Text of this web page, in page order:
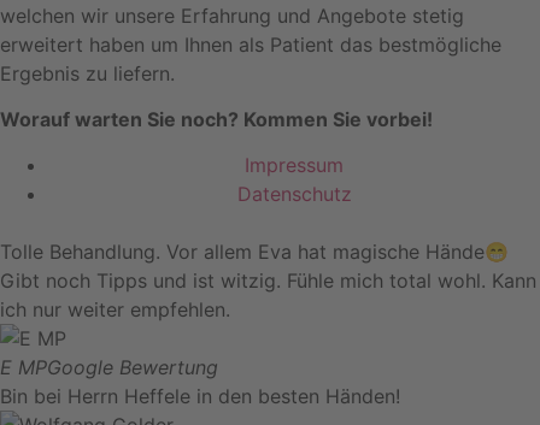
welchen wir unsere Erfahrung und Angebote stetig
erweitert haben um Ihnen als Patient das bestmögliche
Ergebnis zu liefern.
Worauf warten Sie noch? Kommen Sie vorbei!
Impressum
Datenschutz
Tolle Behandlung. Vor allem Eva hat magische Hände😁
Gibt noch Tipps und ist witzig. Fühle mich total wohl. Kann
ich nur weiter empfehlen.
E MPGoogle Bewertung
Bin bei Herrn Heffele in den besten Händen!